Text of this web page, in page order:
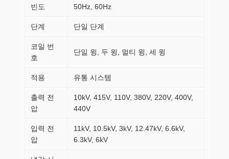
빈도 50Hz, 60Hz
단계 단일 단계
코일 번
호
단일 윙, 두 윙, 멀티 윙, 세 윙
적용 유통 시스템
출력 전
압
10kV, 415V, 110V, 380V, 220V, 400V,
440V
입력 전
압
11kV, 10.5kV, 3kV, 12.47kV, 6.6kV,
6.3kV, 6kV